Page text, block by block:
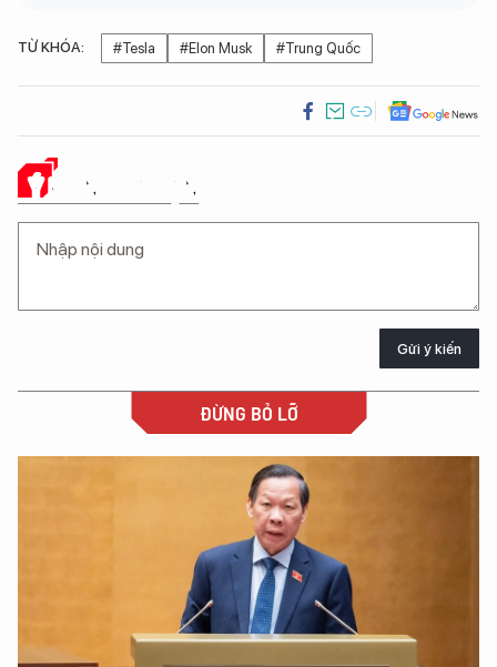
TỪ KHÓA: #Tesla #Elon Musk #Trung Quốc
Ý KIẾN CỦA BẠN
Gửi ý kiến
ĐỪNG BỎ LỠ